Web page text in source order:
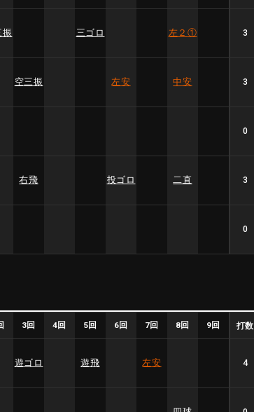
振 三ゴロ 左２ ① 3
空三振 左安 中安 3
0
右飛 投ゴロ 二直 3
0
3回 4回 5回 6回 7回 8回 9回 打数
遊ゴロ 遊飛 左安 4